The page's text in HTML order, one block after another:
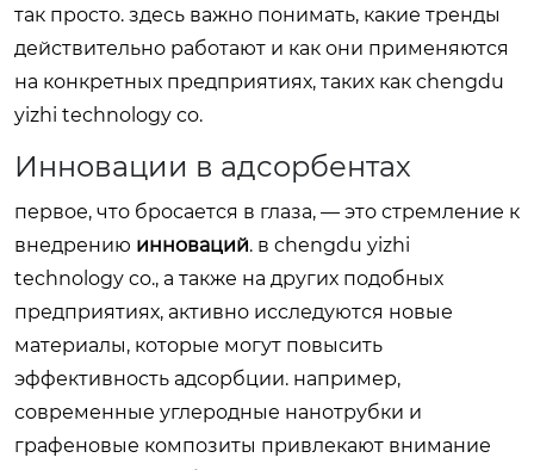
так просто. здесь важно понимать, какие тренды
действительно работают и как они применяются
на конкретных предприятиях, таких как chengdu
yizhi technology co.
Инновации в адсорбентах
первое, что бросается в глаза, — это стремление к
внедрению инноваций. в chengdu yizhi
technology co., а также на других подобных
предприятиях, активно исследуются новые
материалы, которые могут повысить
эффективность адсорбции. например,
современные углеродные нанотрубки и
графеновые композиты привлекают внимание